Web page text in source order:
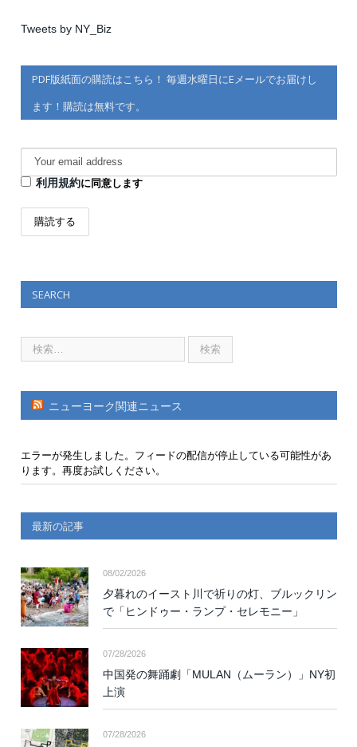
Tweets by NY_Biz
PDF版紙面の購読はこちら！ 毎週水曜日にEメールでお届けし
ます！購読は無料です。
利用規約に同意します
SEARCH
ニューヨーク関連ニュース
エラーが発生しました。フィードの配信が停止している可能性があ
ります。再度お試しください。
最新の記事
08/02/2026
夕暮れのイースト川で祈りの灯、ブルックリン
で「ヒンドゥー・ランプ・セレモニー」
07/28/2026
中国発の舞踊劇「MULAN（ムーラン）」NY初
上演
07/28/2026